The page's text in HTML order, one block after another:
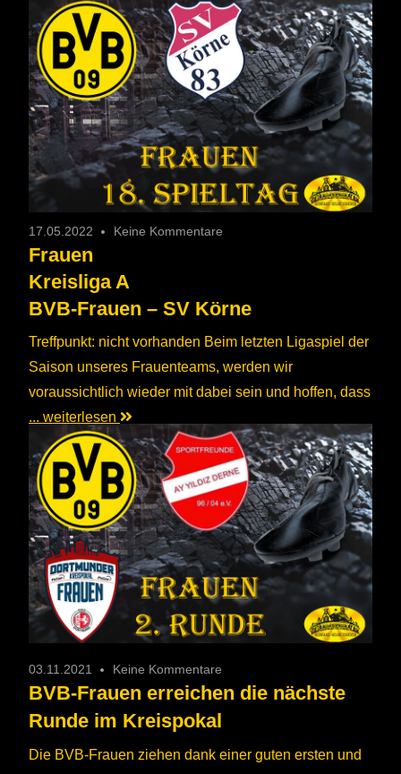
17.05.2022 Keine Kommentare
Frauen
Kreisliga A
BVB-Frauen – SV Körne
Treffpunkt: nicht vorhanden Beim letzten Ligaspiel der
Saison unseres Frauenteams, werden wir
voraussichtlich wieder mit dabei sein und hoffen, dass
... weiterlesen
03.11.2021 Keine Kommentare
BVB-Frauen erreichen die nächste
Runde im Kreispokal
Die BVB-Frauen ziehen dank einer guten ersten und